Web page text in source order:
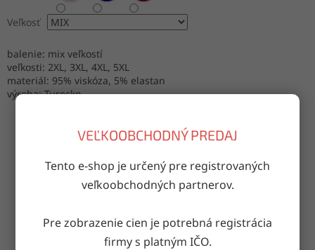
VEĽKOOBCHODNÝ PREDAJ
Tento e-shop je určený pre registrovaných
veľkoobchodných partnerov.
Pre zobrazenie cien je potrebná registrácia
firmy s platným IČO.
Veľkosť
balenie: mix veľkostí
veľkosti: 2XL, 3XL, 4XL, 5XL
materiál: 95% viskóza, 5% elastan
výroba: Turecko
Doručenie do druhého dňa
na akúkoľvek adresu